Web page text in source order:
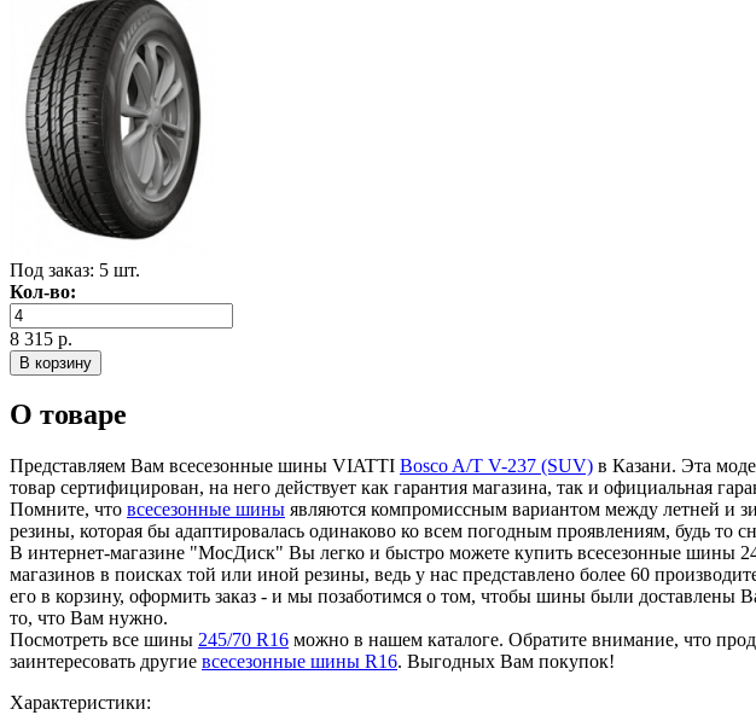
Под заказ: 5 шт.
Кол-во:
8 315 р.
О товаре
Представляем Вам всесезонные шины VIATTI Bosco A/T V-237 (SUV) в Казани. Эта
товар сертифицирован, на него действует как гарантия магазина, так и официальная
Помните, что всесезонные шины являются компромиссным вариантом между летней и
резины, которая бы адаптировалась одинаково ко всем погодным проявлениям, будь то
В интернет-магазине "МосДиск" Вы легко и быстро можете купить всесезонные шины
магазинов в поисках той или иной резины, ведь у нас представлено более 60
его в корзину, оформить заказ - и мы позаботимся о том, чтобы шины были
то, что Вам нужно.
Посмотреть все шины 245/70 R16 можно в нашем каталоге. Обратите внимание, что
заинтересовать другие всесезонные шины R16. Выгодных Вам покупок!
Характеристики: